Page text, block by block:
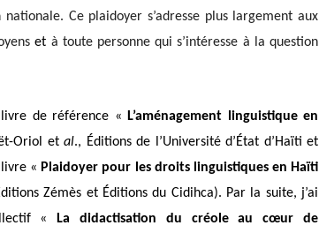
Ce plaidoyer s’adresse plus largement aux
et à toute personne qui s’intéresse à la question
de référence «L’aménagement linguistique en
Oriol etal., Éditions de l’Université d’État d’Haïti et
livre «Plaidoyer pour les droits linguistiques en Haïti
Zémès et Éditions du Cidihca). Par la suite, j’ai
«La didactisation du créole au cœur de